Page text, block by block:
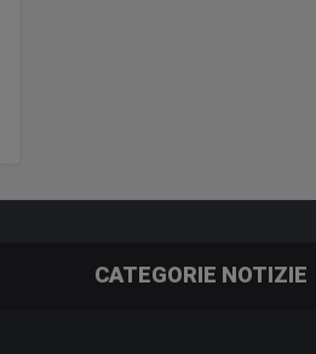
CATEGORIE NOTIZIE